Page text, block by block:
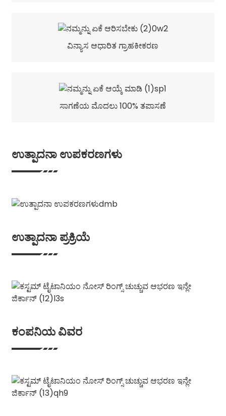
ವಿನ್ಯಾಸ ಆಧಾರಿತ ಗ್ರಾಹಕೀಕರಣ
ಸಾಗಣೆಯ ಮೊದಲು 100% ತಪಾಸಣೆ
ಉತ್ಪಾದನಾ ಉಪಕರಣಗಳು
ಉತ್ಪಾದನಾ ಪ್ರಕ್ರಿಯೆ
ಕಂಪನಿಯ ವಿವರ